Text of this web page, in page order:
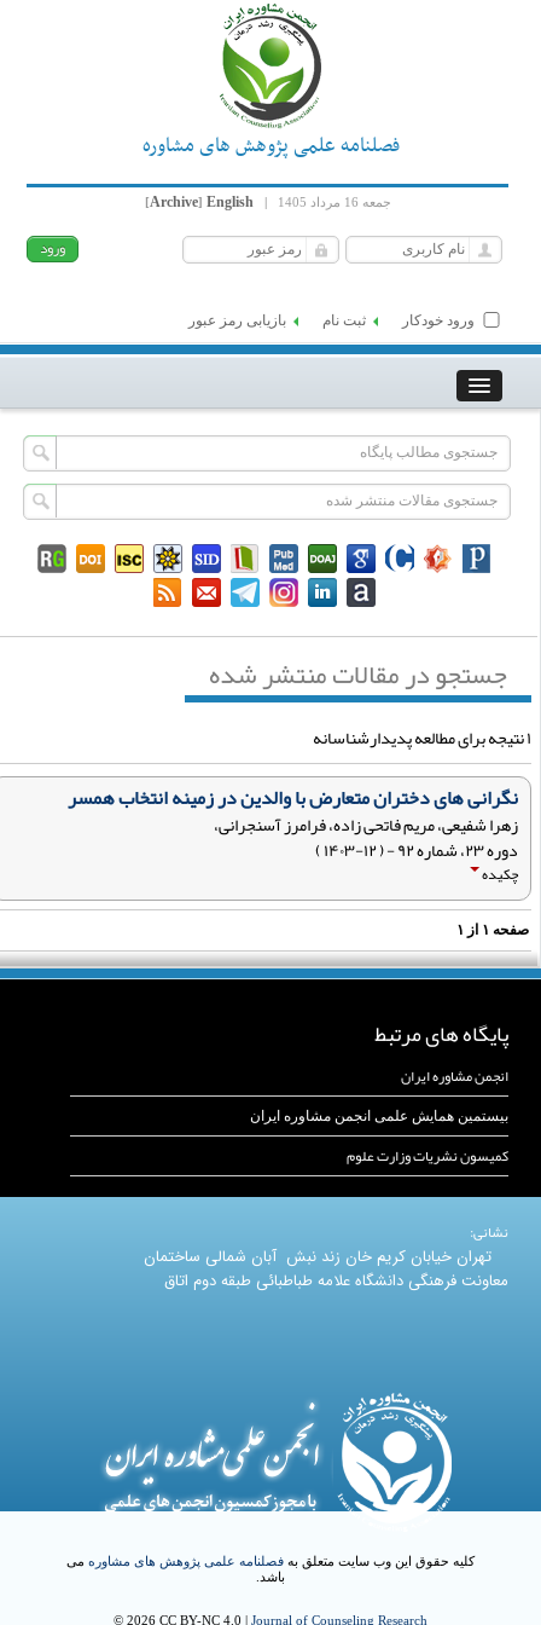
فصلنامه علمی پژوهش های مشاوره
جمعه 16 مرداد 1405 |
English
[Archive]
ورود خودکار ثبت نام بازیابی رمز عبور
جستجو در مقالات منتشر شده
نگرانی های دختران متعارض با والدین در زمینه انتخاب همسر
زهرا شفیعی، مریم فاتحی زاده، فرامرز آسنجرانی،
دوره ۲۳، شماره ۹۲ - ( ۱۲-۱۴۰۳ )
چکیده
۱از ۱
پایگاه های مرتبط
انجمن مشاوره ایران
بیستمین همایش علمی انجمن مشاوره ایران
کمیسون نشریات وزارت علوم
نشانی:
تهران خیابان کریم خان زند نبش آبان شمالی ساختمان
معاونت فرهنگی دانشگاه علامه طباطبائی طبقه دوم اتاق
کلیه حقوق این وب سایت متعلق به فصلنامه علمی پژوهش های مشاورهمی
باشد.
© 2026 CC BY-NC 4.0 |Journal of Counseling Research